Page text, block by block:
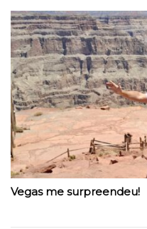
Vegas me surpreendeu!